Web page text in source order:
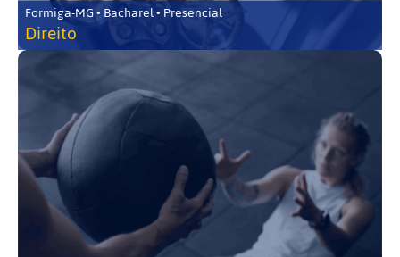
Formiga-MG • Bacharel • Presencial
Direito